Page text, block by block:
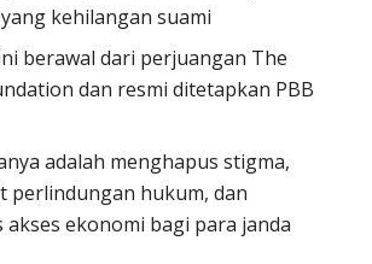
kehilangan suami
berawal dari perjuangan The
dan resmi ditetapkan PBB
adalah menghapus stigma,
perlindungan hukum, dan
akses ekonomi bagi para janda